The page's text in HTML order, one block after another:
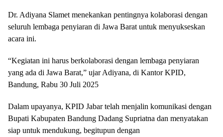
Dr. Adiyana Slamet menekankan pentingnya kolaborasi dengan
seluruh lembaga penyiaran di Jawa Barat untuk menyukseskan
acara ini.
“Kegiatan ini harus berkolaborasi dengan lembaga penyiaran
yang ada di Jawa Barat,” ujar Adiyana, di Kantor KPID,
Bandung, Rabu 30 Juli 2025
Dalam upayanya, KPID Jabar telah menjalin komunikasi dengan
Bupati Kabupaten Bandung Dadang Supriatna dan menyatakan
siap untuk mendukung, begitupun dengan